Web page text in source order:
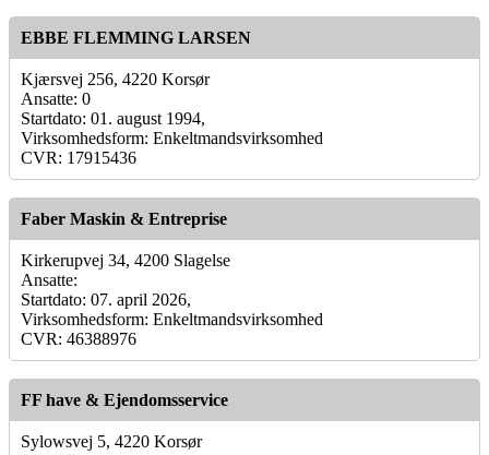
EBBE FLEMMING LARSEN
Kjærsvej 256, 4220 Korsør
Ansatte: 0
Startdato: 01. august 1994,
Virksomhedsform: Enkeltmandsvirksomhed
CVR: 17915436
Faber Maskin & Entreprise
Kirkerupvej 34, 4200 Slagelse
Ansatte:
Startdato: 07. april 2026,
Virksomhedsform: Enkeltmandsvirksomhed
CVR: 46388976
FF have & Ejendomsservice
Sylowsvej 5, 4220 Korsør